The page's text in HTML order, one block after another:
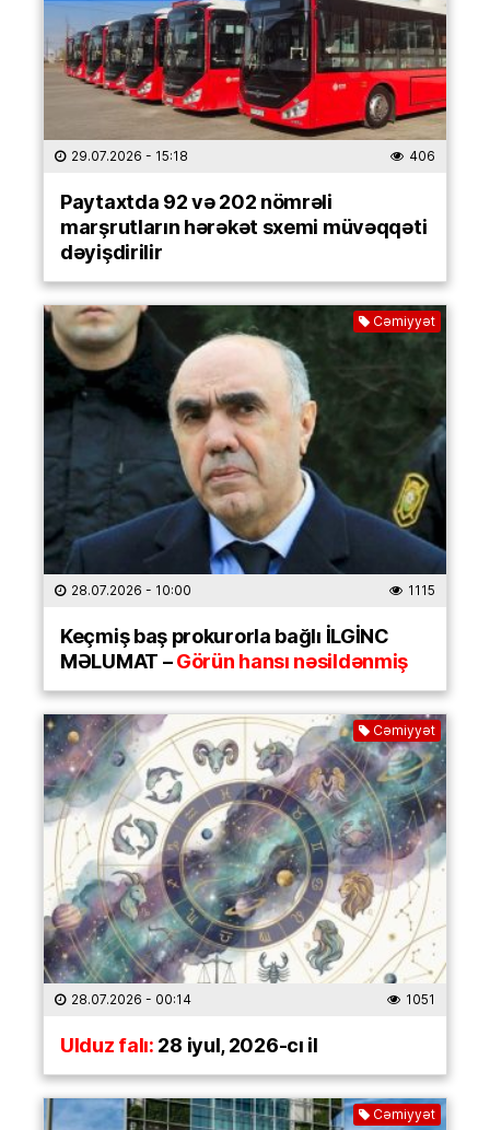
29.07.2026 - 15:18 406
Paytaxtda 92 və 202 nömrəli
marşrutların hərəkət sxemi müvəqqəti
dəyişdirilir
Cəmiyyət
28.07.2026 - 10:00 1115
Keçmiş baş prokurorla bağlı İLGİNC
MƏLUMAT –Görün hansı nəsildənmiş
Cəmiyyət
28.07.2026 - 00:14 1051
Ulduz falı:28 iyul, 2026-cı il
Cəmiyyət